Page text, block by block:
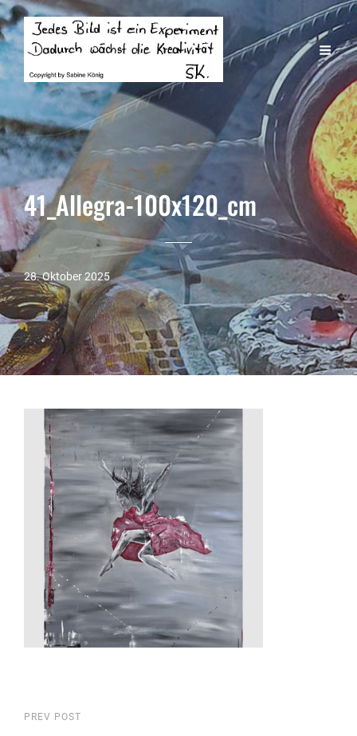
41_Allegra-100x120_cm
28. Oktober 2025
Beitragsnavigation
Previous
PREV POST